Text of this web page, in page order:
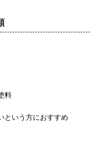
料
という方におすすめ